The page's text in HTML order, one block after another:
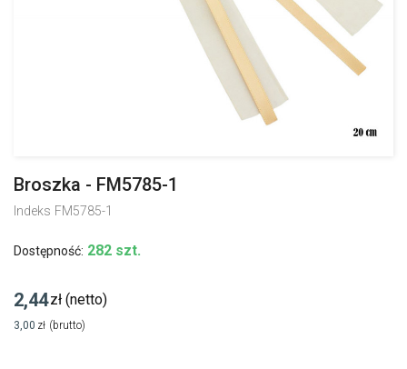
Broszka - FM5785-1
Indeks FM5785-1
Dostępność: 282 szt.
2,44zł (netto)
3,00 zł (brutto)